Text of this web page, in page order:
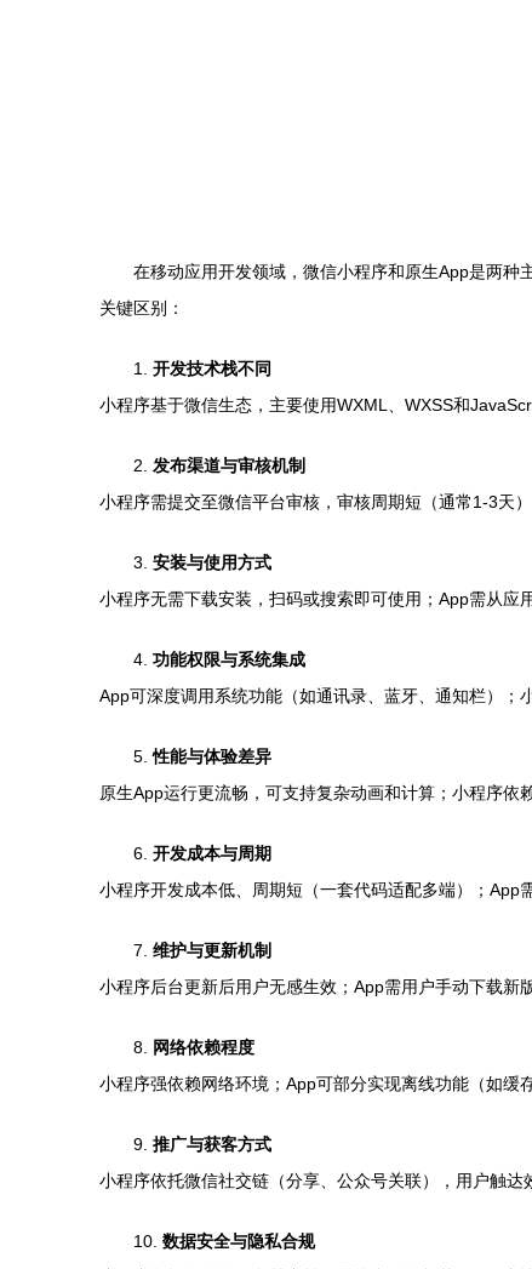
在移动应用开发领域，微信小程序和原生App是两
关键区别：
1. 开发技术栈不同
小程序基于微信生态，主要使用WXML、WXSS和
2. 发布渠道与审核机制
小程序需提交至微信平台审核，审核周期短（通常1-3天
3. 安装与使用方式
小程序无需下载安装，扫码或搜索即可使用；App需从应
4. 功能权限与系统集成
App可深度调用系统功能（如通讯录、蓝牙、通知栏）；
5.性能与体验差异
原生App运行更流畅，可支持复杂动画和计算；小程序依
6. 开发成本与周期
小程序开发成本低、周期短（一套代码适配多端）；App
7. 维护与更新机制
小程序后台更新后用户无感生效；App需用户手动下载新
8.
网络依赖程度
小程序强依赖网络环境；App可部分实现离线功能（如缓
9. 推广与获客方式
小程序依托微信社交链（分享、公众号关联），用户触
10. 数据安全与隐私合规